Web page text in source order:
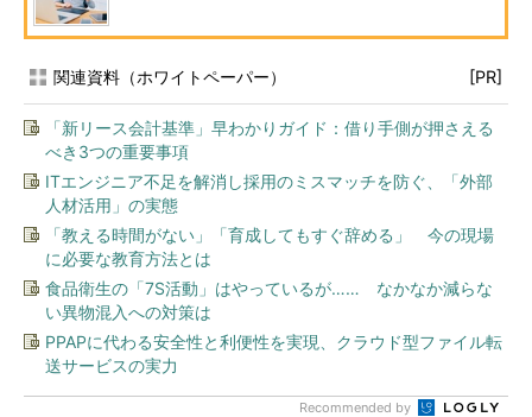
関連資料（ホワイトペーパー） [PR]
「新リース会計基準」早わかりガイド：借り手側が押さえる
べき3つの重要事項
ITエンジニア不足を解消し採用のミスマッチを防ぐ、「外部
人材活用」の実態
「教える時間がない」「育成してもすぐ辞める」 今の現場
に必要な教育方法とは
食品衛生の「7S活動」はやっているが…… なかなか減らな
い異物混入への対策は
PPAPに代わる安全性と利便性を実現、クラウド型ファイル転
送サービスの実力
Recommended by